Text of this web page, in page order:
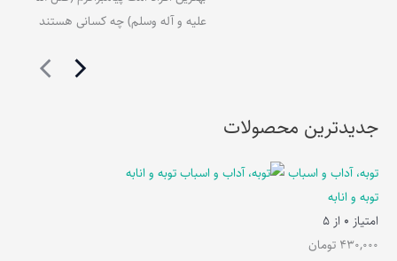
علیه و آله وسلم) چه کسانی هستند
جدیدترین محصولات
توبه، آداب و اسباب
توبه و انابه
امتیاز 0 از 5
430,000 تومان